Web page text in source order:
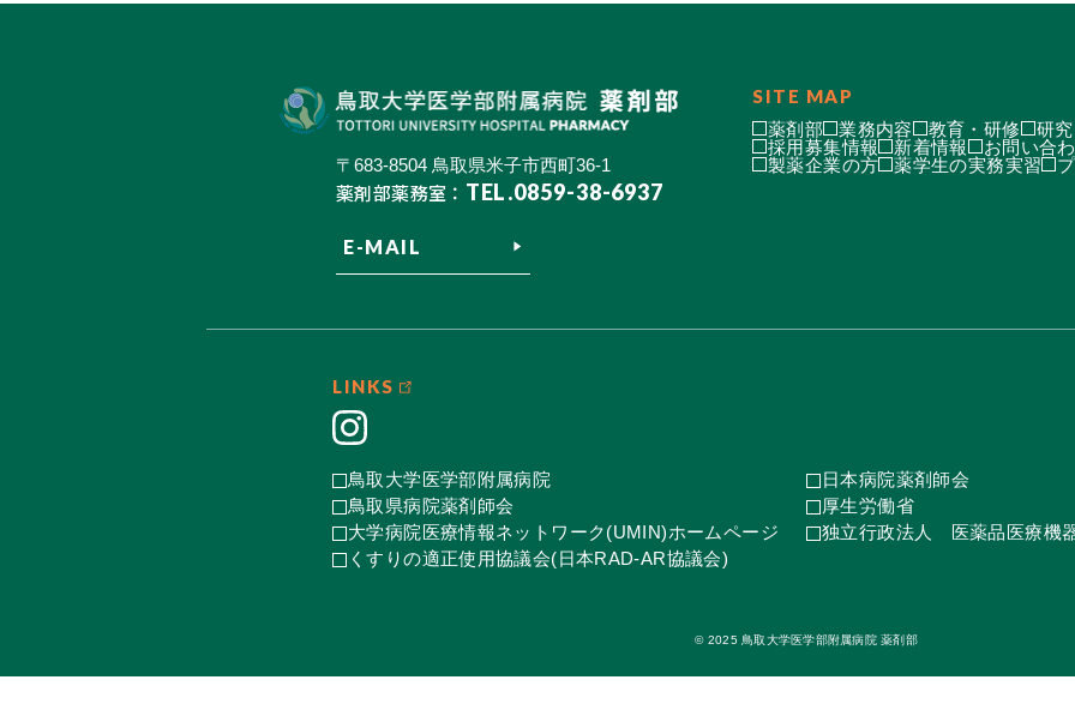
〒683-8504 鳥取県米子市西町36-1
薬剤部薬務室： TEL.0859-38-6937
E-MAIL
SITE MAP
薬剤部 業務内容 教育・研修 研
採用募集情報
新着情報 お問い合
製薬企業の方
薬学生の実務実習
LINKS
鳥取大学医学部附属病院
日本病院薬剤師会
鳥取県病院薬剤師会
厚生労働省
大学病院医療情報ネットワーク(UMIN)ホームページ
独立行政法人 医薬品医療機
くすりの適正使用協議会(日本RAD-AR協議会)
© 2025 鳥取大学医学部附属病院 薬剤部